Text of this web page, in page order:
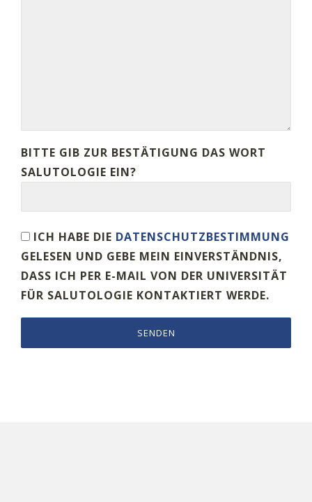
BITTE GIB ZUR BESTÄTIGUNG DAS WORT
SALUTOLOGIE EIN?
ICH HABE DIE DATENSCHUTZBESTIMMUNG
GELESEN UND GEBE MEIN EINVERSTÄNDNIS,
DASS ICH PER E-MAIL VON DER UNIVERSITÄT
FÜR SALUTOLOGIE KONTAKTIERT WERDE.